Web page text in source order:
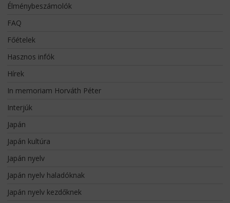
Élménybeszámolók
FAQ
Főételek
Hasznos infók
Hírek
In memoriam Horváth Péter
Interjúk
Japán
Japán kultúra
Japán nyelv
Japán nyelv haladóknak
Japán nyelv kezdőknek